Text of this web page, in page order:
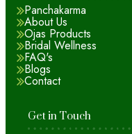
Panchakarma
About Us
Ojas Products
Bridal Wellness
FAQ's
Blogs
Contact
Get in Touch